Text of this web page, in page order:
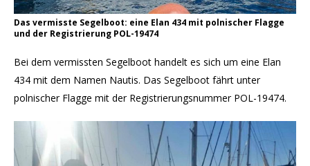
Das vermisste Segelboot: eine Elan 434 mit polnischer Flagge
und der Registrierung POL-19474
Bei dem vermissten Segelboot handelt es sich um eine Elan
434 mit dem Namen Nautis. Das Segelboot fährt unter
polnischer Flagge mit der Registrierungsnummer POL-19474.